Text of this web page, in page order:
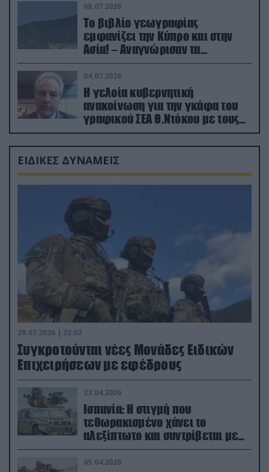
08.07.2026
Το βιβλίο γεωγραφίας
εμφανίζει την Κύπρο και στην
Ασία! – Αναγνώρισαν τα
κατεχόμενα; (φωτο)
04.07.2026
Η γελοία κυβερνητική
ανακοίνωση για την γκάφα του
γραφικού ΣΕΑ Θ.Ντόκου με τους
Ρώσους φαρσέρ
ΕΙΔΙΚΕΣ ΔΥΝΑΜΕΙΣ
29.07.2026 | 22:02
Συγκροτούνται νέες Μονάδες Ειδικών
Επιχειρήσεων με εφέδρους
23.04.2026
Ισπανία: Η στιγμή που
τεθωρακισμένο χάνει το
αλεξίπτωτο και συντρίβεται με
ορμή στο έδαφος (βίντεο)
05.04.2026